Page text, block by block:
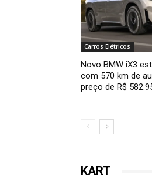
Carros Elétricos
Novo BMW iX3
com 570 km de
preço de R$
KART